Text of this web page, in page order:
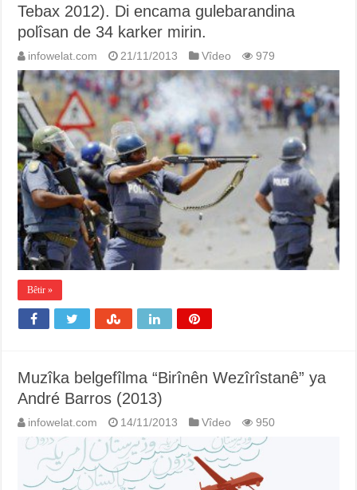
Tebax 2012). Di encama gulebarandina
polîsan de 34 karker mirin.
infowelat.com 21/11/2013 Vîdeo 979
Bêtir »
Muzîka belgefîlma “Birînên Wezîrîstanê” ya
André Barros (2013)
infowelat.com 14/11/2013 Vîdeo 950